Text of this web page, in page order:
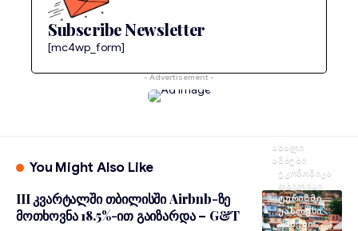
Subscribe Newsletter
[mc4wp_form]
- Advertisement -
You Might Also Like
ᲐᲮᲐᲚᲘ
ᲐᲛᲑᲔᲑᲘ
ᲔᲙᲝᲜᲝᲛᲘᲙᲐ
ᲗᲑᲘᲚᲘᲡᲘ
ᲢᲣᲠᲘᲖᲛᲘ
ᲣᲐᲮᲚᲔᲡᲘ
ᲐᲛᲑᲔᲑᲘ
III კვარტალში თბილისში Airbnb-ზე
მოთხოვნა 18.5%-ით გაიზარდა – G&T